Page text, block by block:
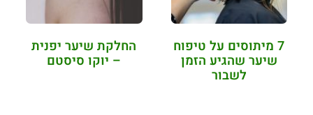
7 מיתוסים על טיפוח
שיער שהגיע הזמן
לשבור
החלקת שיער יפנית
– יוקו סיסטם